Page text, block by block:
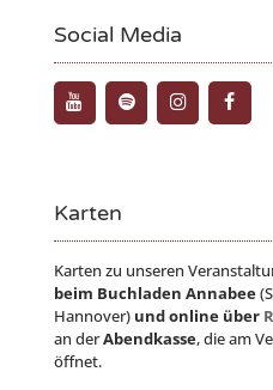
Social Media
Karten
Karten zu unseren
beim Buchladen Annabee
Hannover) und online über
an derAbendkasse, die am
öffnet.